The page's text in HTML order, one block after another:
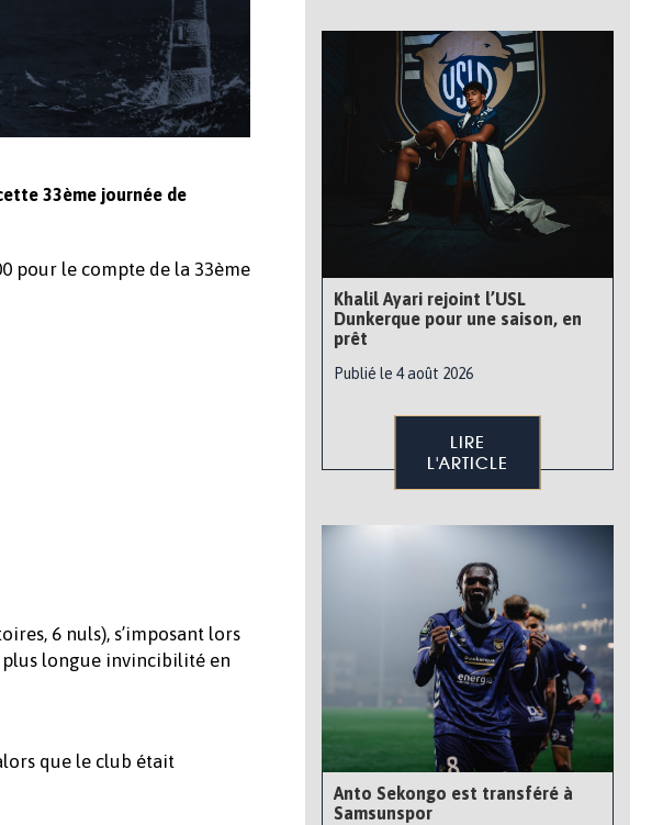
33ème journée de
pour le compte de la 33ème
6 nuls), s’imposant lors
plus longue invincibilité en
que le club était
Khalil Ayari rejoint l’USL
Dunkerque pour une saison, en
prêt
Publié le 4 août 2026
LIRE
L'ARTICLE
Anto Sekongo est transféré à
Samsunspor